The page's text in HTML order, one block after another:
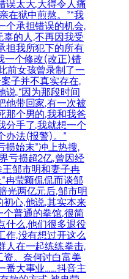
误太大,大得令人痛
在狱中煎熬。”“我
个承担错误的机会,
的人,不再因我受
担我所犯下的所有
一个修改(改正)错
前女孩曾录制了一
子并不真实存在,
说,“因为那段时间
他带回家,有一次被
那个男的,我和我爸
分手了,我就想一个
办法(报警)。”
损始末”冲上热搜,
亏损超2亿,曾因经
邹市明和妻子冉
冉莹颖侃侃而谈邹
光两亿元后,邹市明
心,他说,其实本来
普通的拳馆,很简
什么,他们很多退役
作,没有想过开这么
人在一起练练拳击,
。奈何讨白富美
番大事业……抖音主